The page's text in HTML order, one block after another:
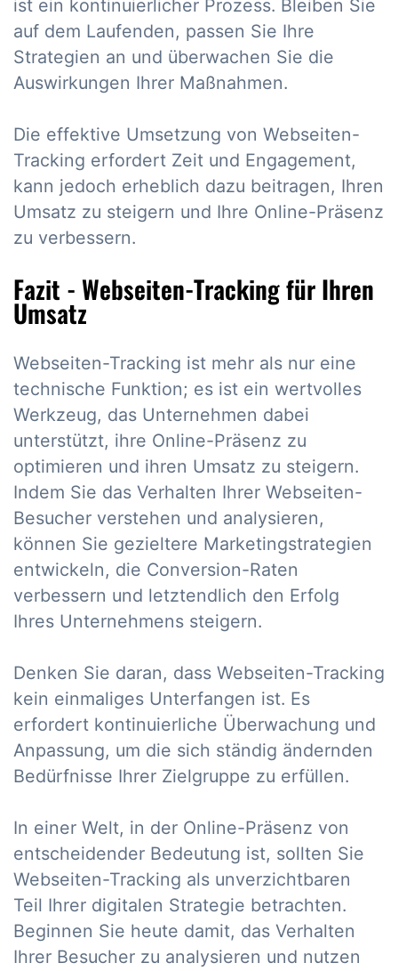
ist ein kontinuierlicher Prozess. Bleiben Sie
auf dem Laufenden, passen Sie Ihre
Strategien an und überwachen Sie die
Auswirkungen Ihrer Maßnahmen.
Die effektive Umsetzung von Webseiten-
Tracking erfordert Zeit und Engagement,
kann jedoch erheblich dazu beitragen, Ihren
Umsatz zu steigern und Ihre Online-Präsenz
zu verbessern.
Fazit - Webseiten-Tracking für Ihren
Umsatz
Webseiten-Tracking ist mehr als nur eine
technische Funktion; es ist ein wertvolles
Werkzeug, das Unternehmen dabei
unterstützt, ihre Online-Präsenz zu
optimieren und ihren Umsatz zu steigern.
Indem Sie das Verhalten Ihrer Webseiten-
Besucher verstehen und analysieren,
können Sie gezieltere Marketingstrategien
entwickeln, die Conversion-Raten
verbessern und letztendlich den Erfolg
Ihres Unternehmens steigern.
Denken Sie daran, dass Webseiten-Tracking
kein einmaliges Unterfangen ist. Es
erfordert kontinuierliche Überwachung und
Anpassung, um die sich ständig ändernden
Bedürfnisse Ihrer Zielgruppe zu erfüllen.
In einer Welt, in der Online-Präsenz von
entscheidender Bedeutung ist, sollten Sie
Webseiten-Tracking als unverzichtbaren
Teil Ihrer digitalen Strategie betrachten.
Beginnen Sie heute damit, das Verhalten
Ihrer Besucher zu analysieren und nutzen